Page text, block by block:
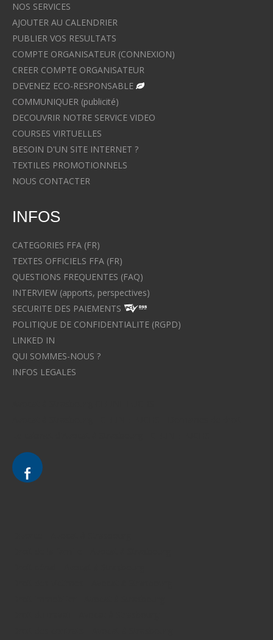
NOS SERVICES
AJOUTER AU CALENDRIER
PUBLIER VOS RESULTATS
COMPTE ORGANISATEUR (CONNEXION)
CREER COMPTE ORGANISATEUR
DEVENEZ ECO-RESPONSABLE
COMMUNIQUER (publicité)
DECOUVRIR NOTRE SERVICE VIDEO
COURSES VIRTUELLES
BESOIN D'UN SITE INTERNET ?
TEXTILES PROMOTIONNELS
NOUS CONTACTER
INFOS
CATEGORIES FFA (FR)
TEXTES OFFICIELS FFA (FR)
QUESTIONS FREQUENTES (FAQ)
INTERVIEW (apports, perspectives)
SECURITE DES PAIEMENTS
POLITIQUE DE CONFIDENTIALITE (RGPD)
LINKED IN
QUI SOMMES-NOUS ?
INFOS LEGALES